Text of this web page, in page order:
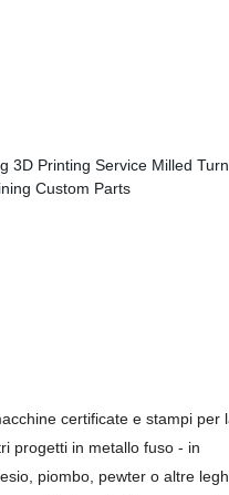
certificate e stampi per
progetti in metallo fuso - in
piombo, pewter o altre